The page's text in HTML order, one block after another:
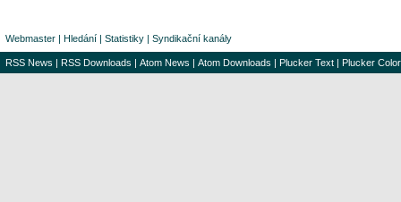
Webmaster | Hledání | Statistiky | Syndikační kanály
RSS News | RSS Downloads | Atom News | Atom Downloads | Plucker Text | Plucker Color